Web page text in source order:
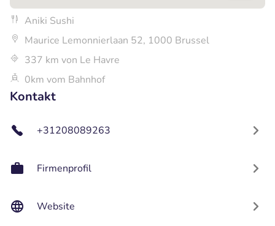
Aniki Sushi
Maurice Lemonnierlaan 52, 1000 Brussel
337 km von Le Havre
0km vom Bahnhof
Kontakt
+31208089263
Firmenprofil
Website